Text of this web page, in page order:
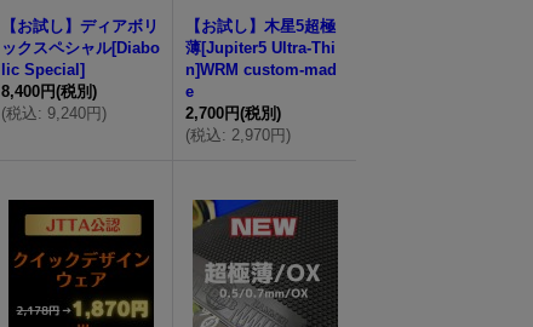
【お試し】ディアボリ
ックスペシャル[Diabo
lic Special]
8,400円(税別)
(税込: 9,240円)
【お試し】木星5超極
薄[Jupiter5 Ultra-Thi
n]WRM custom-mad
e
2,700円(税別)
(税込: 2,970円)